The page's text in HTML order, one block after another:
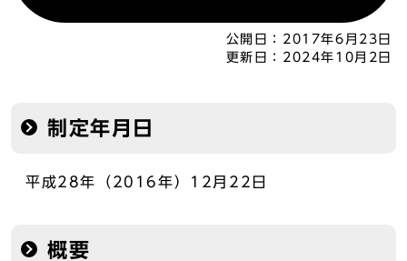
公開日： 2017年6月23日
更新日： 2024年10月2日
制定年月日
平成28年（2016年）12月22日
概要